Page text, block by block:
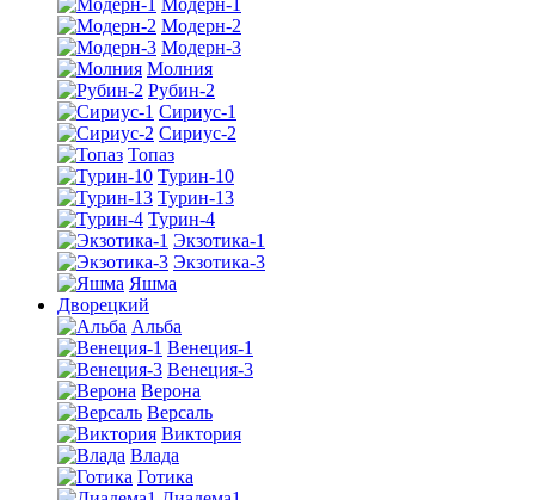
Модерн-1
Модерн-2
Модерн-3
Молния
Рубин-2
Сириус-1
Сириус-2
Топаз
Турин-10
Турин-13
Турин-4
Экзотика-1
Экзотика-3
Яшма
Дворецкий
Альба
Венеция-1
Венеция-3
Верона
Версаль
Виктория
Влада
Готика